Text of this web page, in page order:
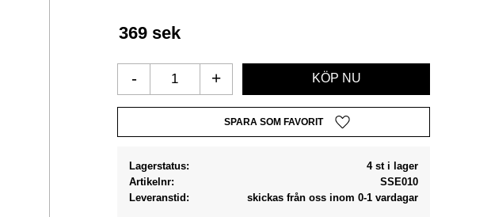
369 sek
+
-
Lägg till i favoriter
Lagerstatus
4 st i lager
Artikelnr
SSE010
Leveranstid
skickas från oss inom 0-1 vardagar